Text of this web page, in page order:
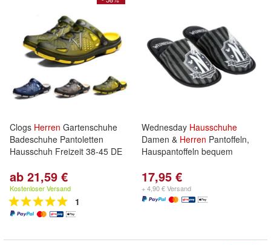
Clogs Herren Gartenschuhe
Badeschuhe Pantoletten
Hausschuh Freizeit 38-45 DE
ab 21,59 €
Kostenloser Versand
1
Wednesday Hausschuhe
Damen & Herren Pantoffeln,
Hauspantoffeln bequem
17,95 €
+ 4,90 € Versand